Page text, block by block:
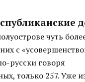
чуть
с
русски говоря
только 257. Уже